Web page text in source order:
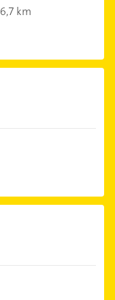
6,7 km